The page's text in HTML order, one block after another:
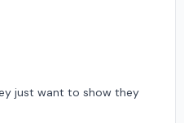
just want to show they